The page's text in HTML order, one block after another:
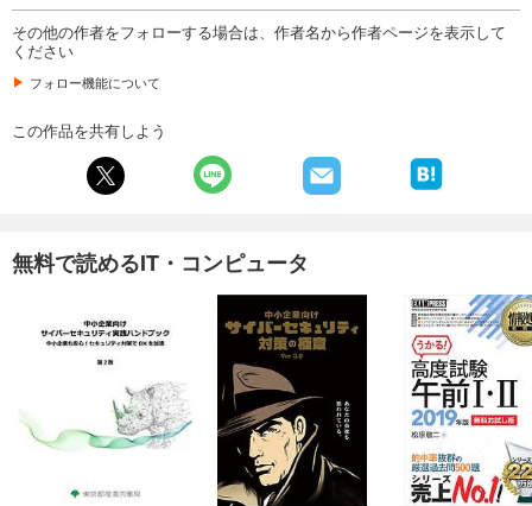
その他の作者をフォローする場合は、作者名から作者ページを表示して
ください
フォロー機能について
この作品を共有しよう
無料で読めるIT・コンピュータ